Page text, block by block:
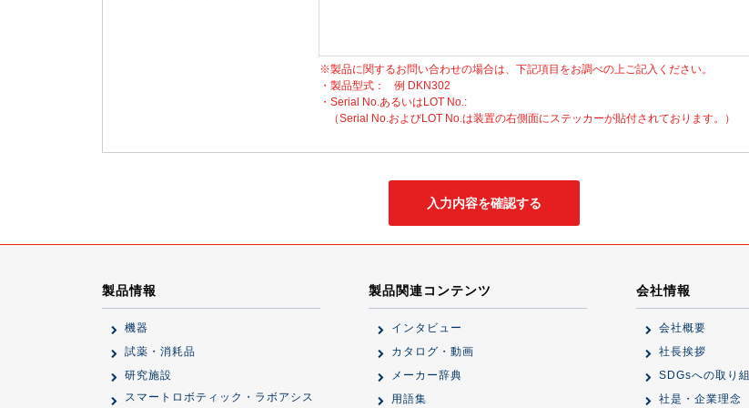
※製品に関するお問い合わせの場合は、下記項目をお調べの上ご記入ください。
・製品型式：
例 DKN302
・Serial No.あるいはLOT No.:
（Serial No.およびLOT No.は装置の右側面にステッカーが貼付されております。）
製品情報
機器
試薬・消耗品
研究施設
スマートロボティック・ラボアシス
製品関連コンテンツ
インタビュー
カタログ・動画
メーカー辞典
用語集
会社情報
会社概要
社長挨拶
SDGsへの取り
社是・企業理念